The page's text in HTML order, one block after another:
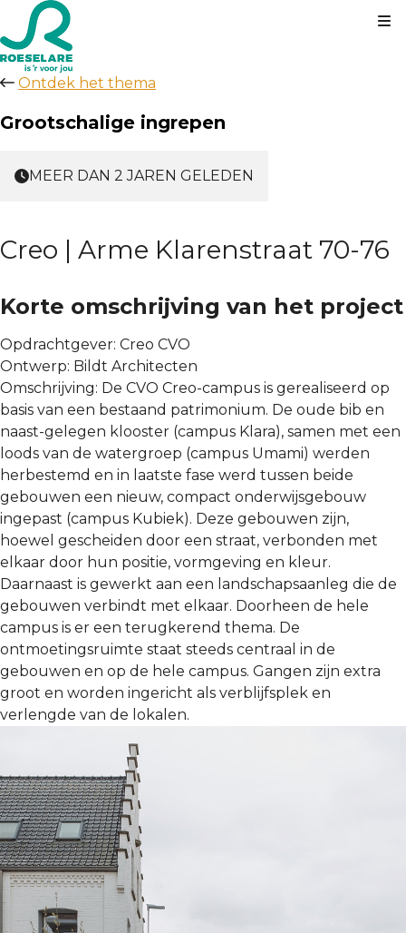
Ontdek het thema
Grootschalige ingrepen
MEER DAN 2 JAREN GELEDEN
Creo | Arme Klarenstraat 70-76
Korte omschrijving van het project
Opdrachtgever: Creo CVO
Ontwerp: Bildt Architecten
Omschrijving: De CVO Creo-campus is gerealiseerd op
basis van een bestaand patrimonium. De oude bib en
naast-gelegen klooster (campus Klara), samen met een
loods van de watergroep (campus Umami) werden
herbestemd en in laatste fase werd tussen beide
gebouwen een nieuw, compact onderwijsgebouw
ingepast (campus Kubiek). Deze gebouwen zijn,
hoewel gescheiden door een straat, verbonden met
elkaar door hun positie, vormgeving en kleur.
Daarnaast is gewerkt aan een landschapsaanleg die de
gebouwen verbindt met elkaar. Doorheen de hele
campus is er een terugkerend thema. De
ontmoetingsruimte staat steeds centraal in de
gebouwen en op de hele campus. Gangen zijn extra
groot en worden ingericht als verblijfsplek en
verlengde van de lokalen.